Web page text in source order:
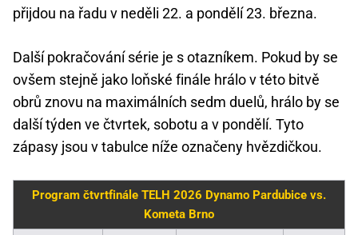
přijdou na řadu v neděli 22. a pondělí 23. března.
Další pokračování série je s otazníkem. Pokud by se
ovšem stejně jako loňské finále hrálo v této bitvě
obrů znovu na maximálních sedm duelů, hrálo by se
další týden ve čtvrtek, sobotu a v pondělí. Tyto
zápasy jsou v tabulce níže označeny hvězdičkou.
Program čtvrtfinále TELH 2026 Dynamo Pardubice vs.
Kometa Brno